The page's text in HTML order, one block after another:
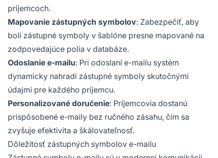
príjemcoch.
Mapovanie zástupných symbolov: Zabezpečiť, aby
boli zástupné symboly v šablóne presne mapované na
zodpovedajúce polia v databáze.
Odoslanie e-mailu: Pri odoslaní e-mailu systém
dynamicky nahradí zástupné symboly skutočnými
údajmi pre každého príjemcu.
Personalizované doručenie: Príjemcovia dostanú
prispôsobené e-maily bez ručného zásahu, čím sa
zvyšuje efektivita a škálovateľnosť.
Dôležitosť zástupných symbolov e-mailu